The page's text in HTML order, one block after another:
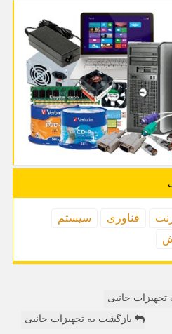
فناوری
سیستم
حانبی
بازگشت به تجهیزات حانبی